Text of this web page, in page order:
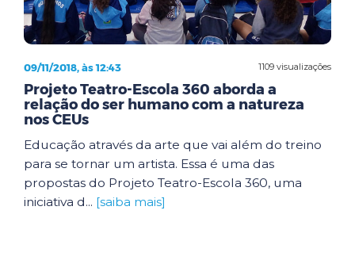
1109 visualizações
09/11/2018, às 12:43
Projeto Teatro-Escola 360 aborda a
relação do ser humano com a natureza
nos CEUs
Educação através da arte que vai além do treino
para se tornar um artista. Essa é uma das
propostas do Projeto Teatro-Escola 360, uma
iniciativa d... [saiba mais]